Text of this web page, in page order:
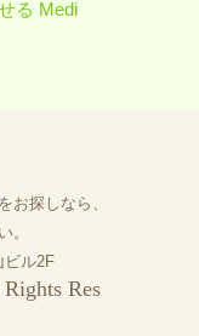
お探しなら、
。
ビル2F
Res